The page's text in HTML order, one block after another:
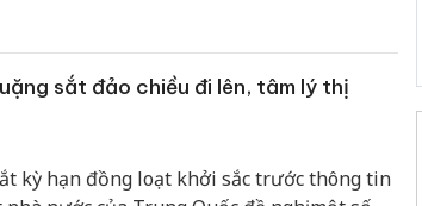
sắt đảo chiều đi lên, tâm lý thị
kỳ hạn đồng loạt khởi sắc trước thông tin